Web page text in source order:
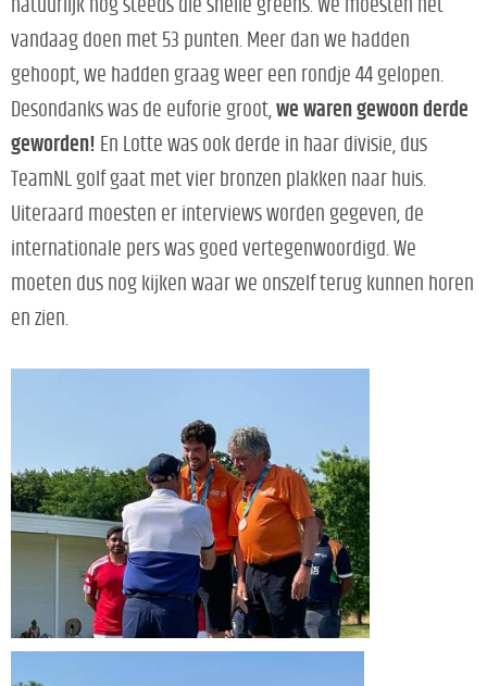
natuurlijk nog steeds die snelle greens. We moesten het
vandaag doen met 53 punten. Meer dan we hadden
gehoopt, we hadden graag weer een rondje 44 gelopen.
Desondanks was de euforie groot, we waren gewoon derde
geworden! En Lotte was ook derde in haar divisie, dus
TeamNL golf gaat met vier bronzen plakken naar huis.
Uiteraard moesten er interviews worden gegeven, de
internationale pers was goed vertegenwoordigd. We
moeten dus nog kijken waar we onszelf terug kunnen horen
en zien.